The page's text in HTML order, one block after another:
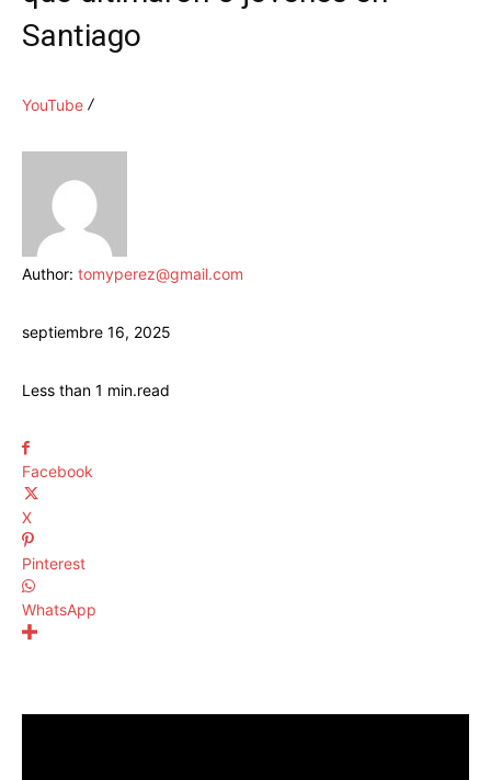
Santiago
YouTube
Author: tomyperez@gmail.com
septiembre 16, 2025
Less than 1 min.read
Facebook
X
Pinterest
WhatsApp